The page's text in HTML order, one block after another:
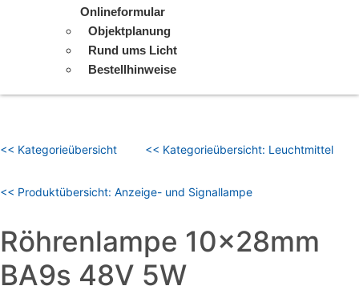
Onlineformular
Objektplanung
Rund ums Licht
Bestellhinweise
<< Kategorieübersicht << Kategorieübersicht: Leuchtmittel
<< Produktübersicht: Anzeige- und Signallampe
Röhrenlampe 10x28mm
BA9s 48V 5W